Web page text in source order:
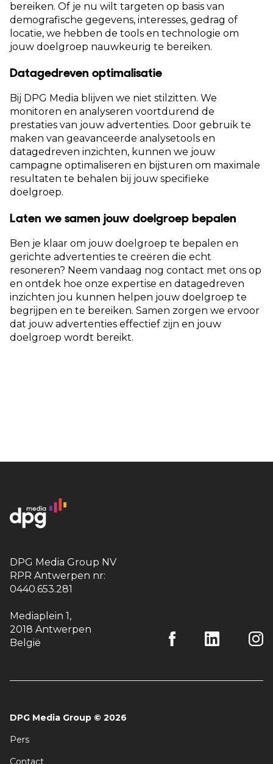
bereiken. Of je nu wilt targeten op basis van
demografische gegevens, interesses, gedrag of
locatie, we hebben de tools en technologie om
jouw doelgroep nauwkeurig te bereiken.
Datagedreven optimalisatie
Bij DPG Media blijven we niet stilzitten. We
monitoren en analyseren voortdurend de
prestaties van jouw advertenties. Door gebruik te
maken van geavanceerde analysetools en
datagedreven inzichten, kunnen we jouw
campagne optimaliseren en bijsturen om maximale
resultaten te behalen bij jouw specifieke
doelgroep.
Laten we samen jouw doelgroep bepalen
Ben je klaar om jouw doelgroep te bepalen en
gerichte advertenties te creëren die echt
resoneren? Neem vandaag nog contact met ons op
en ontdek hoe onze expertise en datagedreven
inzichten jou kunnen helpen jouw doelgroep te
begrijpen en te bereiken. Samen zorgen we ervoor
dat jouw advertenties effectief zijn en jouw
doelgroep wordt bereikt.
DPG Media Group NV
RPR Antwerpen nr:
0440.653.281
Mediaplein 1,
2018 Antwerpen
België
DPG Media Group © 2026
Pers
Contact